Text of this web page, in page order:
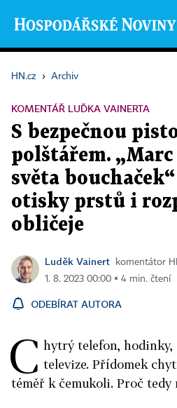
HN.cz › Archiv
KOMENTÁŘ LUĎKA VAINERTA
S bezpečnou
polštářem.
světa
otisky prstů i
obličeje
Luděk Vainert
komentátor
1. 8. 2023 00:00 ▪ 4 min. čtení
ODEBÍRAT AUTORA
C hytrý telefon, hodinky,
televize. Přídomek
téměř k čemukoli. Proč tedy